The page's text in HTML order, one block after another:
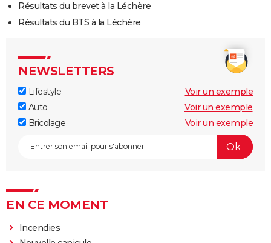
Résultats du brevet à la Léchère
Résultats du BTS à la Léchère
NEWSLETTERS
Lifestyle
Voir un exemple
Auto
Voir un exemple
Bricolage
Voir un exemple
EN CE MOMENT
Incendies